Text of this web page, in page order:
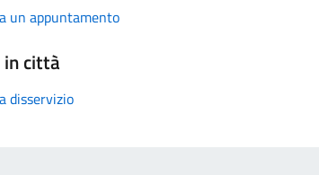
un appuntamento
città
disservizio